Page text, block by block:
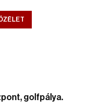
golfpálya.